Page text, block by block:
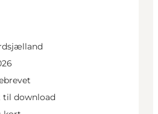
til download